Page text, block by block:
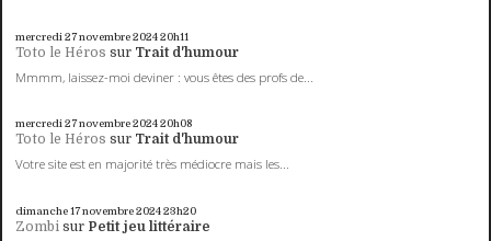
mercredi 27novembre 202420h11
Toto le Héros sur Trait d'humour
Mmmm, laissez-moi deviner : vous êtes des profs de...
mercredi 27novembre 202420h08
Toto le Héros sur Trait d'humour
Votre site est en majorité très médiocre mais les...
dimanche 17novembre 202423h20
Zombi sur Petit jeu littéraire